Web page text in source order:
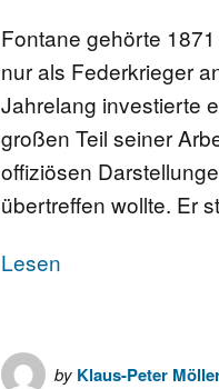
Fontane gehörte
nur als Federkrieger
Jahrelang investierte
großen Teil seiner
offiziösen
übertreffen wollte. Er
Lesen
by Klaus-Peter